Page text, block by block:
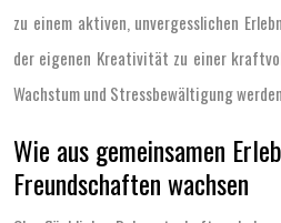
zu einem aktiven, unvergesslichen
der eigenen Kreativität zu einer
Wachstum und Stressbewältigung
Wie aus gemeinsamen
Freundschaften wachsen